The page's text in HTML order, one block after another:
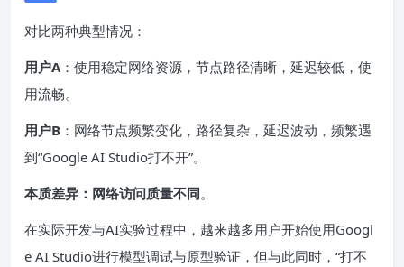
对比两种典型情况：
用户A：使用稳定网络资源，节点路径清晰，延迟较低，使
用流畅。
用户B ：网络节点频繁变化，路径复杂，延迟波动，频繁遇
到“Google AI Studio打不开”。
本质差异：网络访问质量不同。
在实际开发与AI实验过程中，越来越多用户开始使用Googl
e AI Studio进行模型调试与原型验证，但与此同时，“打不